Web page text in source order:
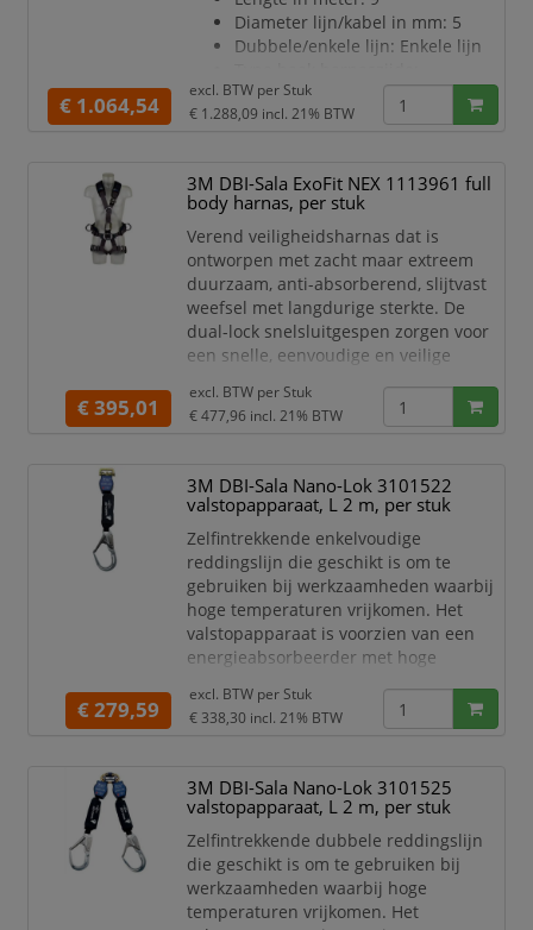
Diameter lijn/kabel in mm: 5
Dubbele/enkele lijn: Enkele lijn
Karabijnhaak
Haakopening ankerzijde in mm:
140
Gewicht in gram: 4960
€ 1.064,54
excl. BTW per Stuk
€ 1.288,09 incl. 21% BTW
3M DBI-Sala ExoFit NEX 1113961 full
body harnas, per stuk
Verend veiligheidsharnas dat is
ontworpen met zacht maar extreem
duurzaam, anti-absorberend, slijtvast
weefsel met langdurige sterkte. De
dual-lock snelsluitgespen zorgen voor
een snelle, eenvoudige en veilige
gegoten lanyardhouders van het
harnas hebben karabijnhaken die
om struikelgevaar te voorkomen.
Specificaties:
Full body harnas 3M™ DBI-Sala®
ExoFit NEX 111
€ 395,01
excl. BTW per Stuk
€ 477,96 incl. 21% BTW
3M DBI-Sala Nano-Lok 3101522
valstopapparaat, L 2 m, per stuk
Zelfintrekkende enkelvoudige
reddingslijn die geschikt is om te
gebruiken bij werkzaamheden waarbij
hoge temperaturen vrijkomen. Het
valstopapparaat is voorzien van een
energieabsorbeerder met hoge
beschermd door een Kevlar®-
vezelbekleding. Een valstopapparaat
lichtgewicht ontwerp voor een groot
gebruiksgemak.
Specificaties:
Valstopapparaat Sala Nano-Lok
3101522
Inclusief
€ 279,59
excl. BTW per Stuk
€ 338,30 incl. 21% BTW
3M DBI-Sala Nano-Lok 3101525
valstopapparaat, L 2 m, per stuk
Zelfintrekkende dubbele reddingslijn
die geschikt is om te gebruiken bij
werkzaamheden waarbij hoge
temperaturen vrijkomen. Het